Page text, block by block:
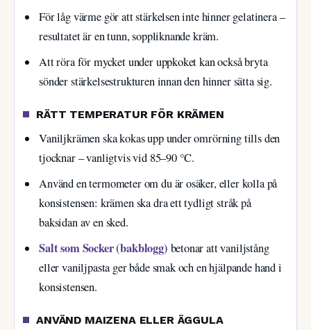
För låg värme gör att stärkelsen inte hinner gelatinera –
resultatet är en tunn, soppliknande kräm.
Att röra för mycket under uppkoket kan också bryta
sönder stärkelsestrukturen innan den hinner sätta sig.
RÄTT TEMPERATUR FÖR KRÄMEN
Vaniljkrämen ska kokas upp under omrörning tills den
tjocknar – vanligtvis vid 85–90 °C.
Använd en termometer om du är osäker, eller kolla på
konsistensen: krämen ska dra ett tydligt stråk på
baksidan av en sked.
Salt som Socker (bakblogg) betonar att vaniljstång
eller vaniljpasta ger både smak och en hjälpande hand i
konsistensen.
ANVÄND MAIZENA ELLER ÄGGULA